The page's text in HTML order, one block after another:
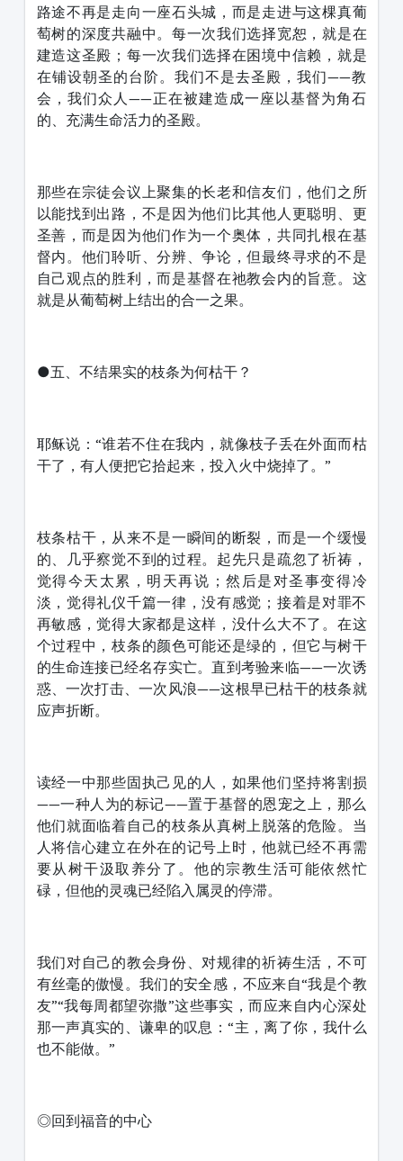
路途不再是走向一座石头城，而是走进与这棵真葡
萄树的深度共融中。每一次我们选择宽恕，就是在
建造这圣殿；每一次我们选择在困境中信赖，就是
在铺设朝圣的台阶。我们不是去圣殿，我们——教
会，我们众人——正在被建造成一座以基督为角石
的、充满生命活力的圣殿。
那些在宗徒会议上聚集的长老和信友们，他们之所
以能找到出路，不是因为他们比其他人更聪明、更
圣善，而是因为他们作为一个奥体，共同扎根在基
督内。他们聆听、分辨、争论，但最终寻求的不是
自己观点的胜利，而是基督在祂教会内的旨意。这
就是从葡萄树上结出的合一之果。
●五、不结果实的枝条为何枯干？
耶稣说：“谁若不住在我内，就像枝子丢在外面而枯
干了，有人便把它拾起来，投入火中烧掉了。”
枝条枯干，从来不是一瞬间的断裂，而是一个缓慢
的、几乎察觉不到的过程。起先只是疏忽了祈祷，
觉得今天太累，明天再说；然后是对圣事变得冷
淡，觉得礼仪千篇一律，没有感觉；接着是对罪不
再敏感，觉得大家都是这样，没什么大不了。在这
个过程中，枝条的颜色可能还是绿的，但它与树干
的生命连接已经名存实亡。直到考验来临——一次诱
惑、一次打击、一次风浪——这根早已枯干的枝条就
应声折断。
读经一中那些固执己见的人，如果他们坚持将割损
——一种人为的标记——置于基督的恩宠之上，那么
他们就面临着自己的枝条从真树上脱落的危险。当
人将信心建立在外在的记号上时，他就已经不再需
要从树干汲取养分了。他的宗教生活可能依然忙
碌，但他的灵魂已经陷入属灵的停滞。
我们对自己的教会身份、对规律的祈祷生活，不可
有丝毫的傲慢。我们的安全感，不应来自“我是个教
友”“我每周都望弥撒”这些事实，而应来自内心深处
那一声真实的、谦卑的叹息：“主，离了你，我什么
也不能做。”
◎回到福音的中心